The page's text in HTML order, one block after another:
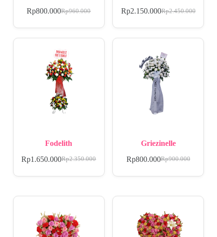
Rp960.000
Rp800.000 Rp2.450.000
Rp2.150.000
Fodelith
Rp2.350.000
Rp1.650.000
Griezinelle
Rp900.000
Rp800.000